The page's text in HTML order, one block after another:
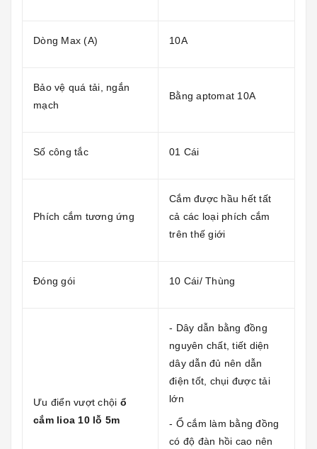
Dòng Max (A) 10A
Bảo vệ quá tải, ngắn
mạch
Bằng aptomat 10A
Số công tắc 01 Cái
Phích cắm tương ứng
Cắm được hầu hết tất
cả các loại phích cắm
trên thế giới
Đóng gói 10 Cái/ Thùng
Ưu điển vượt chội ổ
cắm lioa 10 lỗ 5m
- Dây dẫn bằng đồng
nguyên chất, tiết diện
dây dẫn đủ nên dẫn
điện tốt, chụi được tải
lớn
- Ổ cắm làm bằng đồng
có độ đàn hồi cao nên